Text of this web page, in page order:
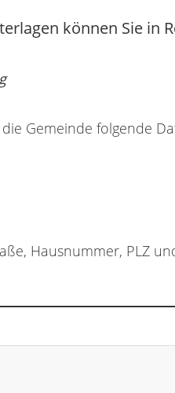
können Sie in
Gemeinde folgende
Hausnummer, PLZ